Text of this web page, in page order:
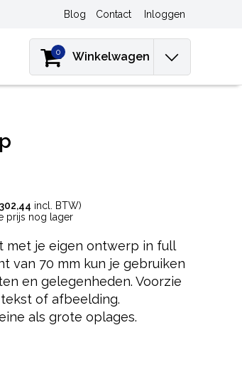
Blog Contact Inloggen
0 Winkelwagen
incl. BTW)
prijs nog lager
met je eigen ontwerp in full
van 70 mm kun je gebruiken
en gelegenheden. Voorzie
of afbeelding.
als grote oplages.